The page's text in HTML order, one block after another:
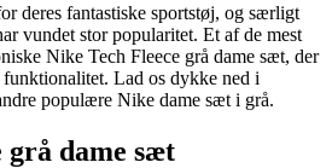
deres fantastiske sportstøj, og særligt
vundet stor popularitet. Et af de mest
Nike Tech Fleece grå dame sæt, der
Lad os dykke ned i
populære Nike dame sæt i grå.
grå dame sæt